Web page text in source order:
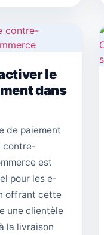
le
dans
de paiement
contre-
est
pour les e-
offrant cette
une clientèle
la livraison